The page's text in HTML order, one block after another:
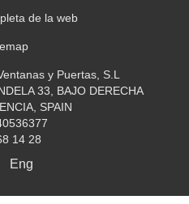
de la web
y Puertas, S.L
33, BAJO DERECHA
SPAIN
14 28
Eng